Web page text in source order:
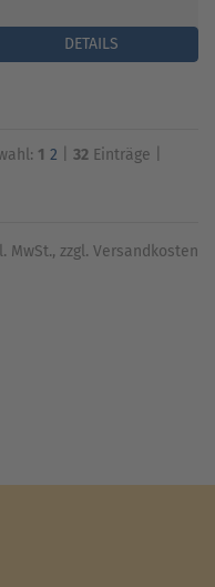
DETAILS
1 2 32Einträge |
MwSt., zzgl. Versandkosten